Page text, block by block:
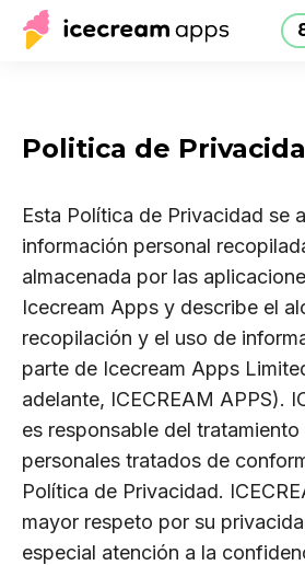
Productos Ayuda
Politica de
Esta Política de Privacidad se
información personal
almacenada por las
Icecream Apps y describe el
recopilación y el uso de
parte de Icecream Apps
adelante, ICECREAM APPS).
es responsable del
personales tratados de
Política de Privacidad.
mayor respeto por su
especial atención a la